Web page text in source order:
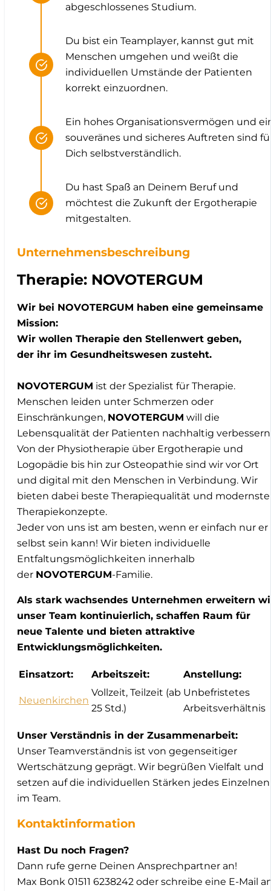
abgeschlossenes Studium.
Du bist ein Teamplayer, kannst gut mit
Menschen umgehen und weißt die
individuellen Umstände der Patienten
korrekt einzuordnen.
Ein hohes Organisationsvermögen und
souveränes und sicheres Auftreten sind
Dich selbstverständlich.
Du hast Spaß an Deinem Beruf und
möchtest die Zukunft der Ergotherapie
mitgestalten.
Unternehmensbeschreibung
Therapie: NOVOTERGUM
Wir bei NOVOTERGUM haben eine gemeinsame
Mission:
Wir wollen Therapie den Stellenwert geben,
der ihr im Gesundheitswesen zusteht.
NOVOTERGUM ist der Spezialist für Therapie.
Menschen leiden unter Schmerzen oder
Einschränkungen, NOVOTERGUM will die
Lebensqualität der Patienten nachhaltig
Von der Physiotherapie über Ergotherapie und
Logopädie bis hin zur Osteopathie sind wir vor Ort
und digital mit den Menschen in Verbindung. Wir
bieten dabei beste Therapiequalität und modernste
Therapiekonzepte.
Jeder von uns ist am besten, wenn er einfach nur er
selbst sein kann! Wir bieten individuelle
Entfaltungsmöglichkeiten innerhalb
der NOVOTERGUM-Familie.
Als stark wachsendes Unternehmen erweitern
unser Team kontinuierlich, schaffen Raum für
neue Talente und bieten attraktive
Entwicklungsmöglichkeiten.
Einsatzort: Arbeitszeit: Anstellung:
Neuenkirchen
Vollzeit, Teilzeit (ab
25 Std.)
Unbefristetes
Arbeitsverhältnis
Unser Verständnis in der Zusammenarbeit:
Unser Teamverständnis ist von gegenseitiger
Wertschätzung geprägt. Wir begrüßen Vielfalt und
setzen auf die individuellen Stärken jedes Einzelnen
im Team.
Kontaktinformation
Hast Du noch Fragen?
Dann rufe gerne Deinen Ansprechpartner an!
Max Bonk 01511 6238242 oder schreibe eine E-Mail